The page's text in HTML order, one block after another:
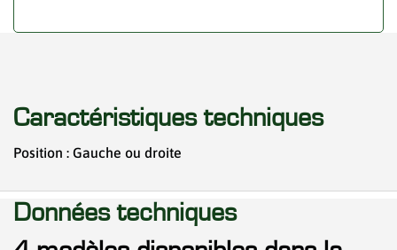
Caractéristiques techniques
Position : Gauche ou droite
Données techniques